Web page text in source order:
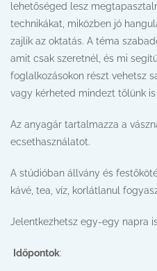
lehetőséged lesz
technikákat, miközben jó
zajlik az oktatás. A téma
amit csak szeretnél, és mi
foglalkozásokon részt vehetsz
vagy kérheted mindezt tőlünk is
Az anyagár tartalmazza a
ecsethasználatot.
A stúdióban állvány és
kávé, tea, víz, korlátlanul
Jelentkezhetsz egy-egy napra
Időpontok: